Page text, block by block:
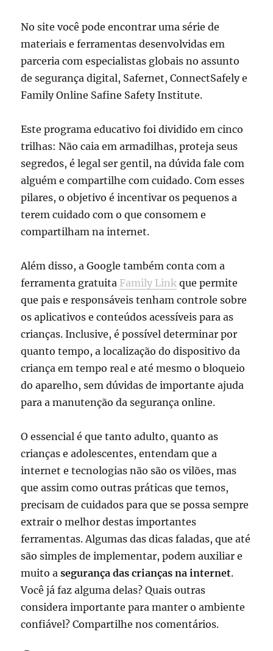
No site você pode encontrar uma série de
materiais e ferramentas desenvolvidas em
parceria com especialistas globais no assunto
de segurança digital, Safernet, ConnectSafely e
Family Online Safine Safety Institute.
Este programa educativo foi dividido em cinco
trilhas: Não caia em armadilhas, proteja seus
segredos, é legal ser gentil, na dúvida fale com
alguém e compartilhe com cuidado. Com esses
pilares, o objetivo é incentivar os pequenos a
terem cuidado com o que consomem e
compartilham na internet.
Além disso, a Google também conta com a
ferramenta gratuita Family Link que permite
que pais e responsáveis tenham controle sobre
os aplicativos e conteúdos acessíveis para as
crianças. Inclusive, é possível determinar por
quanto tempo, a localização do dispositivo da
criança em tempo real e até mesmo o bloqueio
do aparelho, sem dúvidas de importante ajuda
para a manutenção da segurança online.
O essencial é que tanto adulto, quanto as
crianças e adolescentes, entendam que a
internet e tecnologias não são os vilões, mas
que assim como outras práticas que temos,
precisam de cuidados para que se possa sempre
extrair o melhor destas importantes
ferramentas. Algumas das dicas faladas, que até
são simples de implementar, podem auxiliar e
muito asegurança das crianças na internet.
Você já faz alguma delas? Quais outras
considera importante para manter o ambiente
confiável? Compartilhe nos comentários.